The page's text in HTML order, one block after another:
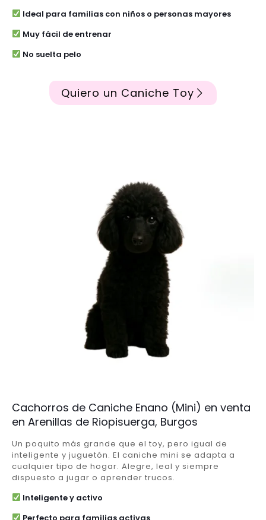
Ideal para familias con niños o personas mayores
Muy fácil de entrenar
No suelta pelo
Quiero un Caniche Toy
Cachorros de Caniche Enano (Mini) en venta
en Arenillas de Riopisuerga, Burgos
Un poquito más grande que el toy, pero igual de
inteligente y juguetón. El caniche mini se adapta a
cualquier tipo de hogar. Alegre, leal y siempre
dispuesto a jugar o aprender trucos.
Inteligente y activo
Perfecto para familias activas